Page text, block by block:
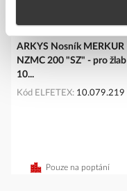
ARKYS Nosník MERKUR
NZMC 200 "SZ" - pro žlab
10...
Kód ELFETEX 10.079.219
Pouze na poptání